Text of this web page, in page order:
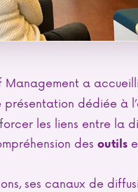
Management a
présentation dédiée à
les liens entre la
des outils
ses canaux de